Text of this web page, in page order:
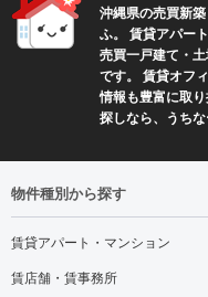
沖縄県の売買新
ふ。 賃貸アパー
売買一戸建て・
です。 賃貸オフ
情報も豊富に取
探しなら、うち
物件種別から探す
賃貸アパート・マンション
賃店舗・賃事務所